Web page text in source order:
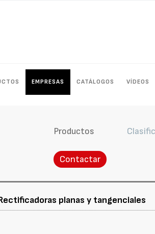
EMPRESAS CATÁLOGOS VÍDEOS
Productos
Contactar
planas y tangenciales